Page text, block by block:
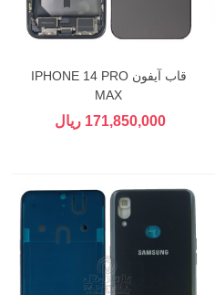
قاب آیفون IPHONE 14 PRO
MAX
171,850,000 ریال